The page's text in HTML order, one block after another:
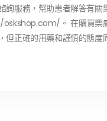
詢服務，幫助患者解答有
。 在購買樂
正確的用藥和謹慎的態度